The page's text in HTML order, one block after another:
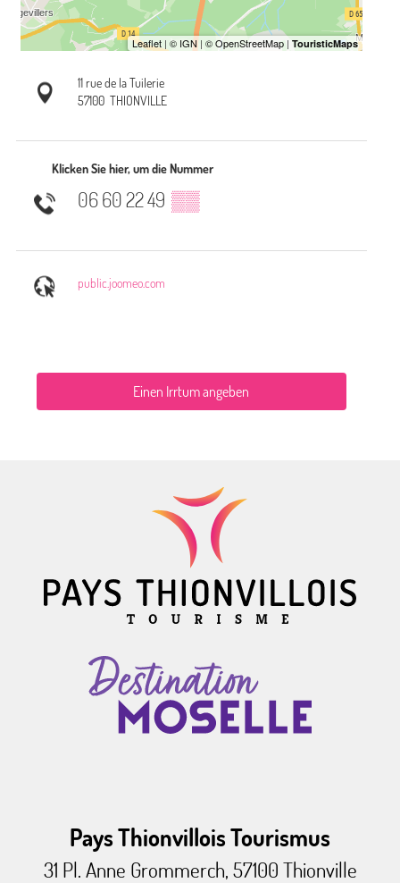
11 rue de la Tuilerie
57100 THIONVILLE
Klicken Sie hier, um die Nummer
06 60 22 49 ▒▒
public.joomeo.com
Einen Irrtum angeben
Pays Thionvillois Tourismus
31 Pl. Anne Grommerch, 57100 Thionville